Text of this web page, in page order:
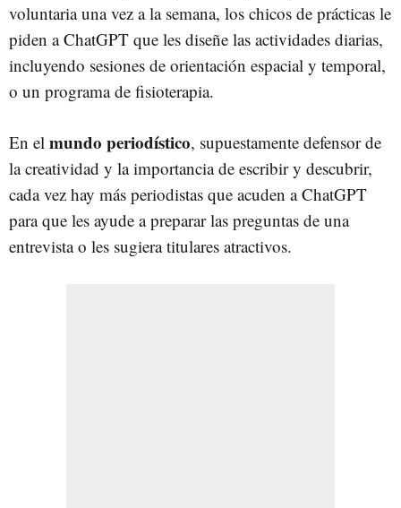
voluntaria una vez a la semana, los chicos de prácticas le
piden a ChatGPT que les diseñe las actividades diarias,
incluyendo sesiones de orientación espacial y temporal,
o un programa de fisioterapia.
En el mundo periodístico, supuestamente defensor de
la creatividad y la importancia de escribir y descubrir,
cada vez hay más periodistas que acuden a ChatGPT
para que les ayude a preparar las preguntas de una
entrevista o les sugiera titulares atractivos.